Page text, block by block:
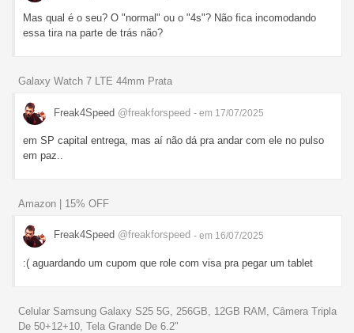
Mas qual é o seu? O "normal" ou o "4s"? Não fica incomodando
essa tira na parte de trás não?
Galaxy Watch 7 LTE 44mm Prata
Freak4Speed @freakforspeed - em 17/07/2025
em SP capital entrega, mas aí não dá pra andar com ele no pulso
em paz..
Amazon | 15% OFF
Freak4Speed @freakforspeed - em 16/07/2025
:( aguardando um cupom que role com visa pra pegar um tablet
Celular Samsung Galaxy S25 5G, 256GB, 12GB RAM, Câmera Tripla
De 50+12+10, Tela Grande De 6.2"